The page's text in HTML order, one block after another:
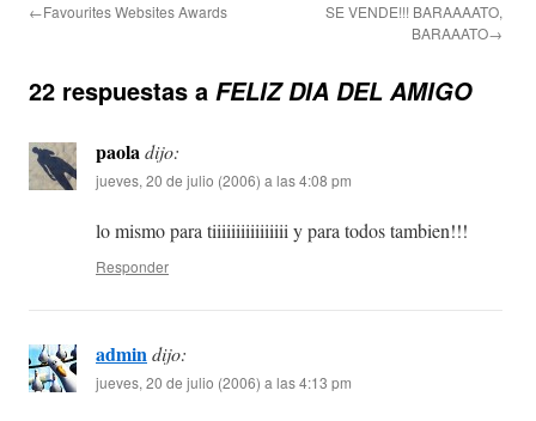
←Favourites Websites Awards
SE VENDE!!! BARAAAATO,
BARAAATO→
22 respuestas a FELIZ DIA DEL AMIGO
paoladijo:
jueves, 20 de julio (2006) a las 4:08 pm
lo mismo para tiiiiiiiiiiiiiiii y para todos tambien!!!
Responder
admindijo:
jueves, 20 de julio (2006) a las 4:13 pm